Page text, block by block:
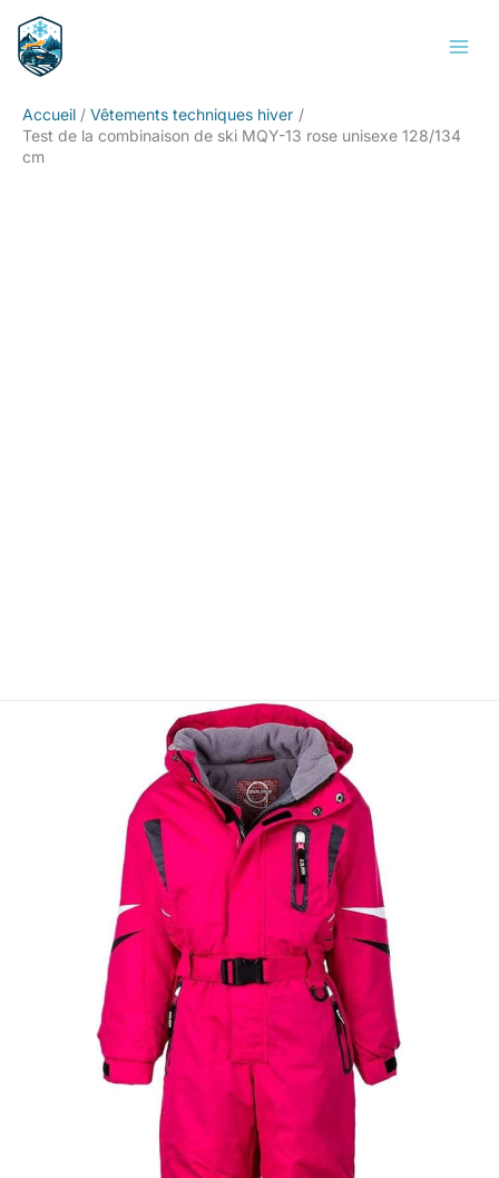
contenu
Accueil
Vêtements techniques hiver
Test de la combinaison de ski MQY-13 rose unisexe 128/134
cm
Rechercher